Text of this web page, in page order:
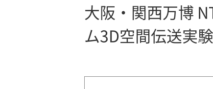
大阪・関西万博
ム3D空間伝送実